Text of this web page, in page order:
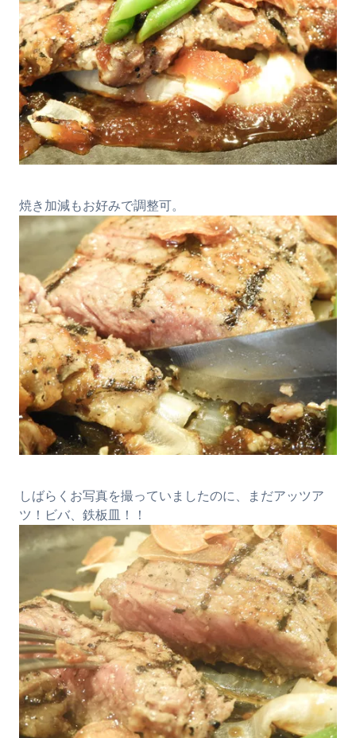
焼き加減もお好みで調整可。
しばらくお写真を撮っていましたのに、まだアッツア
ツ！ビバ、鉄板皿！！